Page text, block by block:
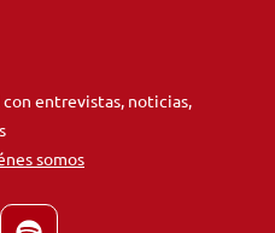
entrevistas, noticias,
somos
spotify